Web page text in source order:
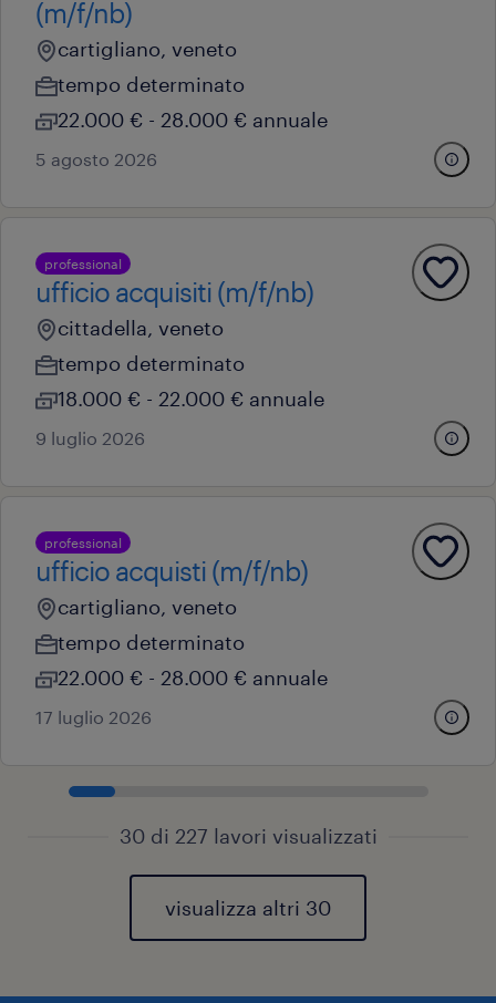
(m/f/nb)
cartigliano, veneto
tempo determinato
22.000 € - 28.000 € annuale
5 agosto 2026
professional
ufficio acquisiti (m/f/nb)
cittadella, veneto
tempo determinato
18.000 € - 22.000 € annuale
9 luglio 2026
professional
ufficio acquisti (m/f/nb)
cartigliano, veneto
tempo determinato
22.000 € - 28.000 € annuale
17 luglio 2026
30 di 227 lavori visualizzati
visualizza altri 30